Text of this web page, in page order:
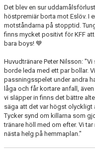
KFF FACEBOOK
KFF INSTAGRAM
Det blev en sur
höstpremiär borta mot Eslöv. I
motståndarna på stopptid.
finns mycket positivt för KFF
bara boys! 💙
Huvudtränare Peter Nilsson:
borde leda med ett par bollar.
passningsspelet under andra
låga och får kortare anfall,
vi släpper in finns det bättre
säga att det var högst olyckligt
Tycker synd om killarna som
tränare höll med om efter. Vi
nästa helg på hemmaplan."